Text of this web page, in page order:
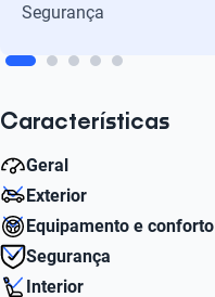
Segurança
Características
Geral
1487
Peso bruto (kg)
Cilindros
Exterior
16
Número de Aro
Equipamento e conforto
Sistema de ar-condicionado
Segurança
Interior